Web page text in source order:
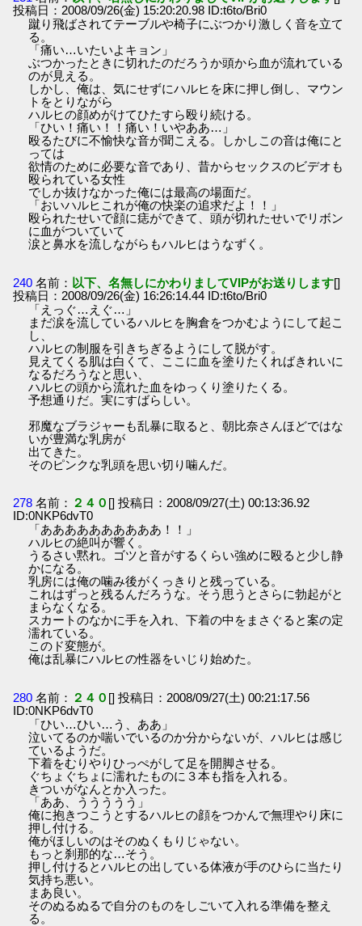
投稿日：2008/09/26(金) 15:20:20.98 ID:t6to/Bri0
蹴り飛ばされてテーブルや椅子にぶつかり激しく音を立て
る。
「痛い…いたいよキョン」
ぶつかったときに切れたのだろうか頭から血が流れている
のが見える。
しかし、俺は、気にせずにハルヒを床に押し倒し、マウン
トをとりながら
ハルヒの顔めがけてひたすら殴り続ける。
「ひい！痛い！！痛い！いやああ…」
殴るたびに不愉快な音が聞こえる。しかしこの音は俺にと
っては
欲情のために必要な音であり、昔からセックスのビデオも
殴られている女性
でしか抜けなかった俺には最高の場面だ。
「おいハルヒこれが俺の快楽の追求だよ！！」
殴られたせいで顔に痣ができて、頭が切れたせいでリボン
に血がついていて
涙と鼻水を流しながらもハルヒはうなずく。
240 名前： 以下、名無しにかわりましてVIPがお送りします[]
投稿日：2008/09/26(金) 16:26:14.44 ID:t6to/Bri0
「えっぐ…えぐ…」
まだ涙を流しているハルヒを胸倉をつかむようにして起こ
し、
ハルヒの制服を引きちぎるようにして脱がす。
見えてくる肌は白くて、ここに血を塗りたくればきれいに
なるだろうなと思い、
ハルヒの頭から流れた血をゆっくり塗りたくる。
予想通りだ。実にすばらしい。
邪魔なブラジャーも乱暴に取ると、朝比奈さんほどではな
いが豊満な乳房が
出てきた。
そのピンクな乳頭を思い切り噛んだ。
278 名前： ２４０ [] 投稿日：2008/09/27(土) 00:13:36.92
ID:0NKP6dvT0
「ああああああああああ！！」
ハルヒの絶叫が響く。
うるさい黙れ。ゴツと音がするくらい強めに殴ると少し静
かになる。
乳房には俺の噛み後がくっきりと残っている。
これはずっと残るんだろうな。そう思うとさらに勃起がと
まらなくなる。
スカートのなかに手を入れ、下着の中をまさぐると案の定
濡れている。
このド変態が。
俺は乱暴にハルヒの性器をいじり始めた。
280 名前： ２４０ [] 投稿日：2008/09/27(土) 00:21:17.56
ID:0NKP6dvT0
「ひい…ひい…う、ああ」
泣いてるのか喘いでいるのか分からないが、ハルヒは感じ
ているようだ。
下着をむりやりひっぺがして足を開脚させる。
ぐちょぐちょに濡れたものに３本も指を入れる。
きついがなんとか入った。
「ああ、ううううう」
俺に抱きつこうとするハルヒの顔をつかんで無理やり床に
押し付ける。
俺がほしいのはそのぬくもりじゃない。
もっと刹那的な…そう。
押し付けるとハルヒの出している体液が手のひらに当たり
気持ち悪い。
まあ良い。
そのぬるぬるで自分のものをしごいて入れる準備を整え
る。